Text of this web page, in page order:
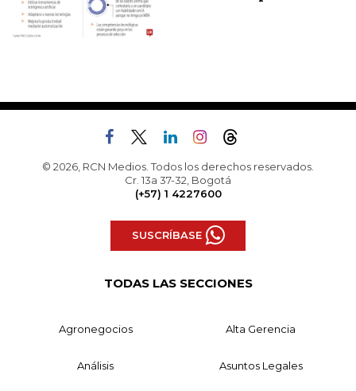
© 2026, RCN Medios. Todos los derechos reservados.
Cr. 13a 37-32, Bogotá
(+57) 1 4227600
SUSCRÍBASE
TODAS LAS SECCIONES
Agronegocios Alta Gerencia
Análisis Asuntos Legales